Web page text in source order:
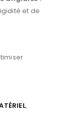
et de
,